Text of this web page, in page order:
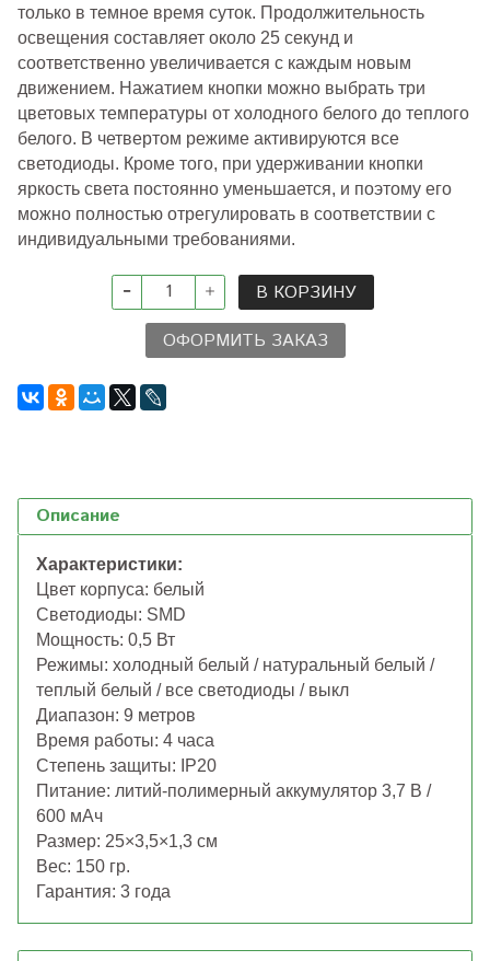
только в темное время суток. Продолжительность
освещения составляет около 25 секунд и
соответственно увеличивается с каждым новым
движением. Нажатием кнопки можно выбрать три
цветовых температуры от холодного белого до теплого
белого. В четвертом режиме активируются все
светодиоды. Кроме того, при удерживании кнопки
яркость света постоянно уменьшается, и поэтому его
можно полностью отрегулировать в соответствии с
индивидуальными требованиями.
В КОРЗИНУ
ОФОРМИТЬ ЗАКАЗ
Описание
Характеристики:
Цвет корпуса: белый
Светодиоды: SMD
Мощность: 0,5 Вт
Режимы: холодный белый / натуральный белый /
теплый белый / все светодиоды / выкл
Диапазон: 9 метров
Время работы: 4 часа
Степень защиты: IP20
Питание: литий-полимерный аккумулятор 3,7 В /
600 мАч
Размер: 25×3,5×1,3 см
Вес: 150 гр.
Гарантия: 3 года